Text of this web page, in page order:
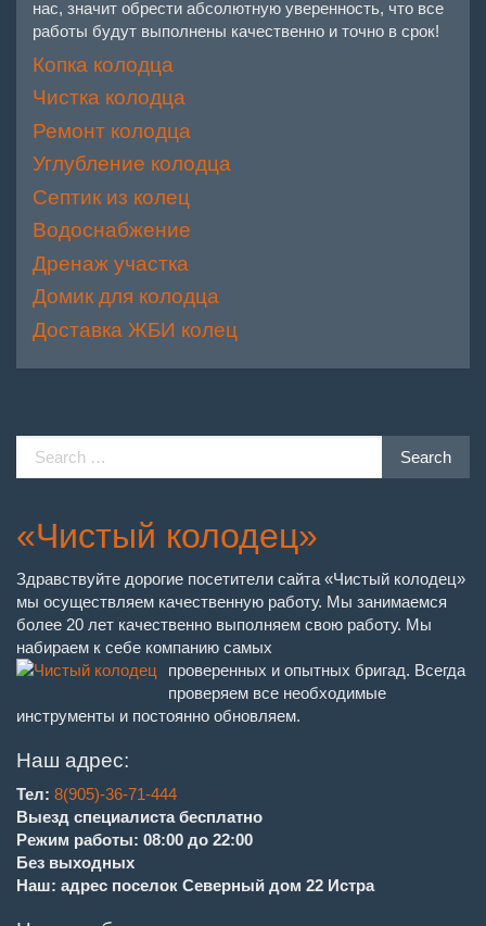
нас, значит обрести абсолютную уверенность, что все
работы будут выполнены качественно и точно в срок!
Копка колодца
Чистка колодца
Ремонт колодца
Углубление колодца
Септик из колец
Водоснабжение
Дренаж участка
Домик для колодца
Доставка ЖБИ колец
Search
«Чистый колодец»
Здравствуйте дорогие посетители сайта «Чистый колодец»
мы осуществляем качественную работу. Мы занимаемся
более 20 лет качественно выполняем свою работу. Мы
набираем к себе компанию самых
проверенных и опытных бригад. Всегда
проверяем все необходимые
инструменты и постоянно обновляем.
Наш адрес:
Тел: 8(905)-36-71-444
Выезд специалиста бесплатно
Режим работы: 08:00 до 22:00
Без выходных
Наш: адрес поселок Северный дом 22 Истра